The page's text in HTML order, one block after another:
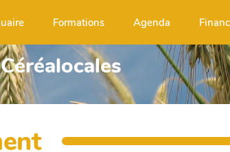
Formations Agenda
Céréalocales